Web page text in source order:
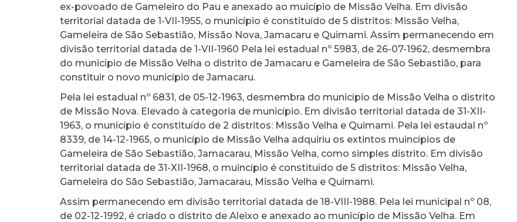
ex-povoado de Gameleiro do Pau e anexado ao muicípio de Missão Velha. Em divisão
territorial datada de 1-VII-1955, o município é constituído de 5 distritos: Missão Velha,
Gameleira de São Sebastião, Missão Nova, Jamacaru e Quimami. Assim permanecendo em
divisão territorial datada de 1-VII-1960 Pela lei estadual nº 5983, de 26-07-1962, desmembra
do município de Missão Velha o distrito de Jamacaru e Gameleira de São Sebastião, para
constituir o novo município de Jamacaru.
Pela lei estadual nº 6831, de 05-12-1963, desmembra do município de Missão Velha o distrito
de Missão Nova. Elevado à categoria de município. Em divisão territorial datada de 31-XII-
1963, o município é constituído de 2 distritos: Missão Velha e Quimami. Pela lei estaudal nº
8339, de 14-12-1965, o município de Missão Velha adquiriu os extintos muincípios de
Gameleira de São Sebastião, Jamacarau, Missão Velha, como simples distrito. Em divisão
territorial datada de 31-XII-1968, o muincípio é constituído de 5 distritos: Missão Velha,
Gameleira do São Sebastião, Jamacarau, Missão Velha e Quimami.
Assim permanecendo em divisão territorial datada de 18-VIII-1988. Pela lei municipal nº 08,
de 02-12-1992, é criado o distrito de Aleixo e anexado ao município de Missão Velha. Em